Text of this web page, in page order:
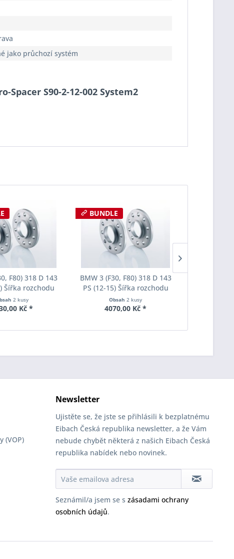
jako průchozí systém
Spacer S90-2-12-002 System2
F80) 318 D 143
Šířka rozchodu
Spacer S90-2-15-
Tloušťka 15mm
2 kusy
Kč *
BUNDLE
BMW 3 (F30, F80) 318 D 143
PS (12-15) Šířka rozchodu
Eibach Pro-Spacer S90-2-20-
020 System2 Tloušťka 20mm
Obsah2 kusy
4070,00 Kč *
(VOP)
Newsletter
Ujistěte se, že jste se přihlásili k bezplatnému
Eibach Česká republika newsletter, a že Vám
nebude chybět některá z našich Eibach Česká
republika nabídek nebo novinek.
Seznámil/a jsem se s zásadami ochrany
osobních údajů.